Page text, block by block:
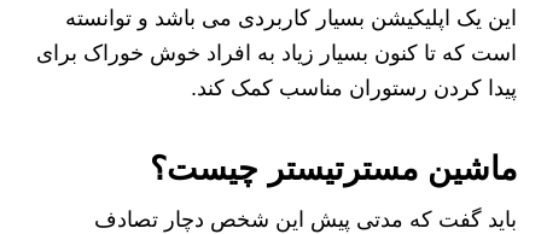
این یک اپلیکیشن بسیار کاربردی می باشد و توانسته
است که تا کنون بسیار زیاد به افراد خوش خوراک برای
پیدا کردن رستوران مناسب کمک کند.
ماشین مسترتیستر چیست؟
باید گفت که مدتی پیش این شخص دچار تصادف